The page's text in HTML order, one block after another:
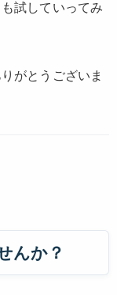
試していってみ
がとうございま
んか？